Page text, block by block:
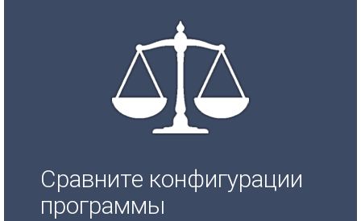
Сравните конфигурации
программы